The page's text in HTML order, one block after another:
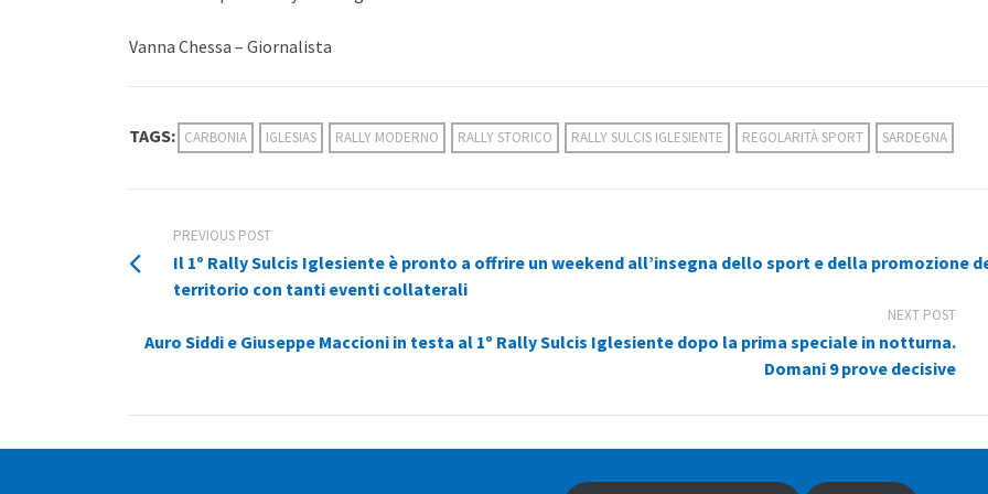
Vanna Chessa – Giornalista
TAGS: CARBONIA IGLESIAS RALLY MODERNO RALLY STORICO RALLY SULCIS IGLESIENTE REGOLARITÀ SPORT SARDEGNA
PREVIOUS POST
Il 1º Rally Sulcis Iglesiente è pronto a offrire un weekend all’insegna dello sport e della promozione
territorio con tanti eventi collaterali
NEXT POST
Auro Siddi e Giuseppe Maccioni in testa al 1º Rally Sulcis Iglesiente dopo la prima speciale in notturna.
Domani 9 prove decisive